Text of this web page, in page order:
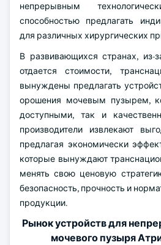
непрерывным
способностью предлагать
для различных хирургических
В развивающихся странах, из-
отдается стоимости,
вынуждены предлагать
орошения мочевым пузырем,
доступными, так и
производители извлекают
предлагая экономически
которые вынуждают
менять свою ценовую
безопасность, прочность и
продукции.
Рынок устройств для
мочевого пузыря